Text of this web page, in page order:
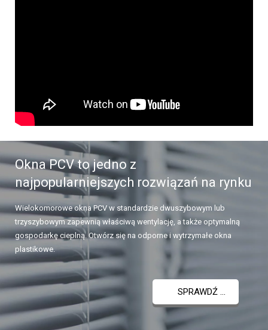
Okna PCV to jedno z
najpopularniejszych rozwiązań na rynku
Wielokomorowe okna PCV w standardzie dwuszybowym lub
trzyszybowym zapewnią właściwą wentylację, a także optymalną
gospodarkę cieplną. Otwórz się na odporne i wytrzymałe okna
plastikowe.
SPRAWDŹ ...